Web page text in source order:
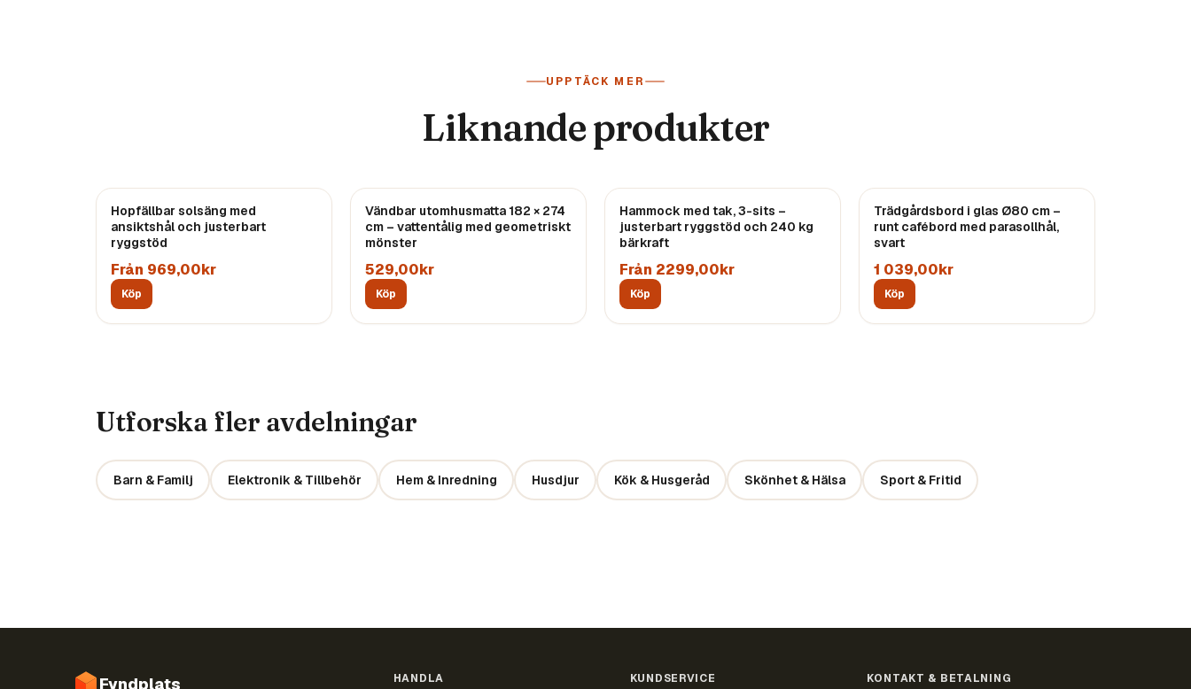
UPPTÄCK MER
Liknande produkter
Hopfällbar solsäng med
ansiktshål och justerbart
ryggstöd
Från 969,00kr
Köp
Vändbar utomhusmatta 182 × 274
cm – vattentålig med geometriskt
mönster
529,00kr
Köp
Hammock med tak, 3-sits –
justerbart ryggstöd och 240 kg
bärkraft
Från 2299,00kr
Köp
Trädgårdsbord i glas Ø80 cm –
runt cafébord med parasollhål,
svart
1 039,00kr
Köp
Utforska fler avdelningar
Barn & Familj Elektronik & Tillbehör Hem & Inredning Husdjur Kök & Husgeråd Skönhet & Hälsa Sport & Fritid
Fyndplats HANDLA KUNDSERVICE KONTAKT & BETALNING